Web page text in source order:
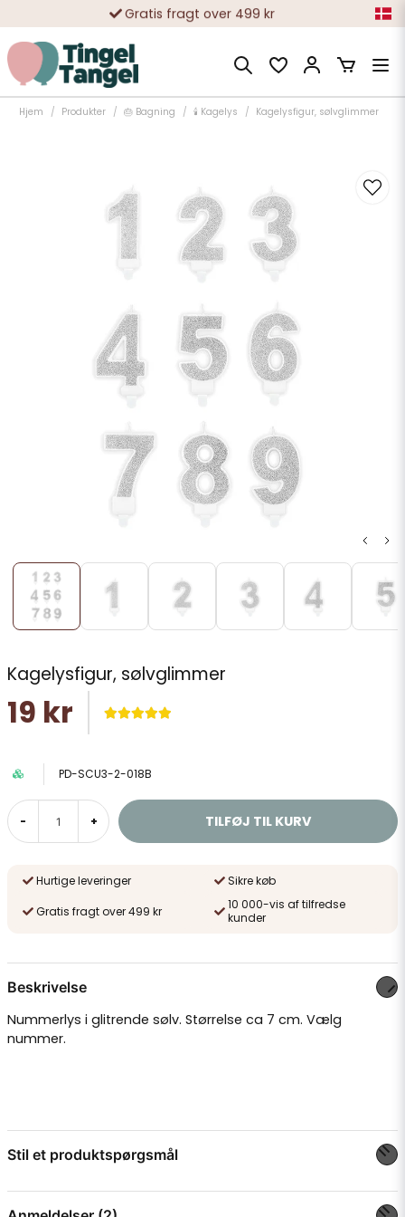
Gratis fragt over 499 kr
10 000-vis af tilfredse kunder
Hjem Produkter 🎂 Bagning 🕯️ Kagelys Kagelysfigur, sølvglimmer
Kagelysfigur, sølvglimmer
19 kr
PD-SCU3-2-018B
- + TILFØJ TIL KURV
Hurtige leveringer
Sikre køb
Gratis fragt over 499 kr
10 000-vis af tilfredse
kunder
Beskrivelse
Nummerlys i glitrende sølv. Størrelse ca 7 cm. Vælg
nummer.
Stil et produktspørgsmål
Spørg os om noget om dette produkt...